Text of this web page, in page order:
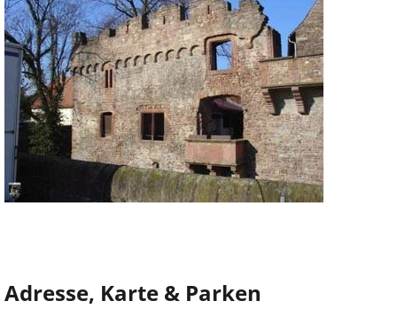
Adresse, Karte & Parken